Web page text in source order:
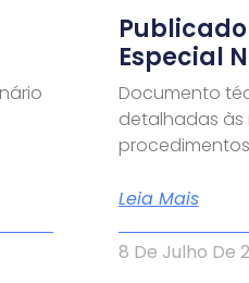
Especial
Documento
detalhadas às
Leia Mais
8 De Julho De